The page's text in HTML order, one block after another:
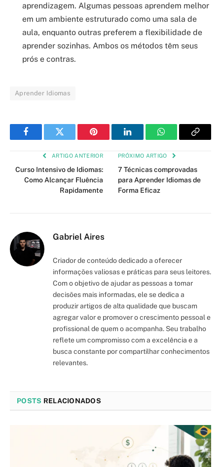
aprendizagem. Algumas pessoas aprendem melhor
em um ambiente estruturado como uma sala de
aula, enquanto outras preferem a flexibilidade de
aprender sozinhas. Ambos os métodos têm seus
prós e contras.
Aprender Idiomas
FacebookTwitter Pinterest LinkedInWhatsAppCopy
ARTIGO ANTERIOR
Curso Intensivo de Idiomas:
Como Alcançar Fluência
Rapidamente
PRÓXIMO ARTIGO
7 Técnicas comprovadas
para Aprender Idiomas de
Forma Eficaz
Gabriel Aires
Criador de conteúdo dedicado a oferecer
informações valiosas e práticas para seus leitores.
Com o objetivo de ajudar as pessoas a tomar
decisões mais informadas, ele se dedica a
produzir artigos de alta qualidade que buscam
agregar valor e promover o crescimento pessoal e
profissional de quem o acompanha. Seu trabalho
reflete um compromisso com a excelência e a
busca constante por compartilhar conhecimentos
relevantes.
POSTS RELACIONADOS